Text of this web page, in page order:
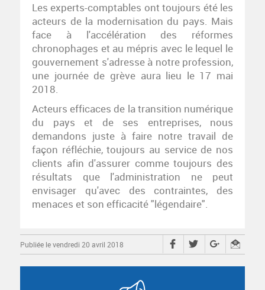
Les experts-comptables ont toujours été les
acteurs de la modernisation du pays. Mais
face à l'accélération des réformes
chronophages et au mépris avec le lequel le
gouvernement s'adresse à notre profession,
une journée de grève aura lieu le 17 mai
2018.
Acteurs efficaces de la transition numérique
du pays et de ses entreprises, nous
demandons juste à faire notre travail de
façon réfléchie, toujours au service de nos
clients afin d'assurer comme toujours des
résultats que l'administration ne peut
envisager qu'avec des contraintes, des
menaces et son efficacité "légendaire".
Publiée le vendredi 20 avril 2018